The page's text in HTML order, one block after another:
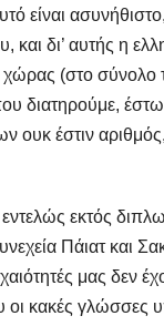
είναι
δι’ αυτής η
χώρας (στο
διατηρούμε,
ουκ έστιν
εντελώς εκτός
Πάιατ και
μας δεν
κακές γλώσσες